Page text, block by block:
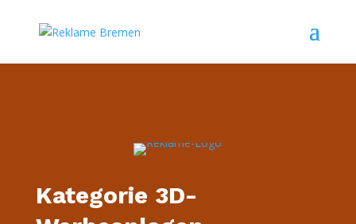
Kategorie 3D-